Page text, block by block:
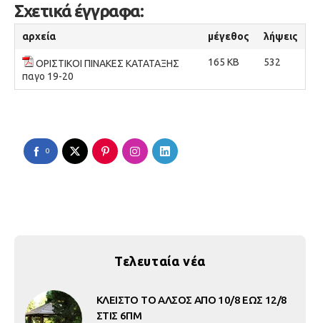
Σχετικά έγγραφα:
αρχεία μέγεθος λήψεις
ΟΡΙΣΤΙΚΟΙ ΠΙΝΑΚΕΣ ΚΑΤΑΤΑΞΗΣ
παγο 19-20
165 KB 532
0
Τελευταία νέα
ΚΛΕΙΣΤΟ ΤΟ ΑΛΣΟΣ ΑΠΟ 10/8 ΕΩΣ 12/8
ΣΤΙΣ 6ΠΜ